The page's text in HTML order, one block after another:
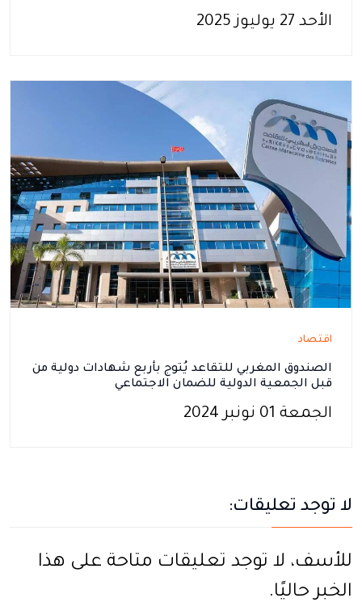
الأحد 27 يوليوز 2025
اقتصاد
الصندوق المغربي للتقاعد يُتوج بأربع شهادات دولية من
قبل الجمعية الدولية للضمان الاجتماعي
الجمعة 01 نونبر 2024
لا توجد تعليقات:
للأسف، لا توجد تعليقات متاحة على هذا
الخبر حاليًا.